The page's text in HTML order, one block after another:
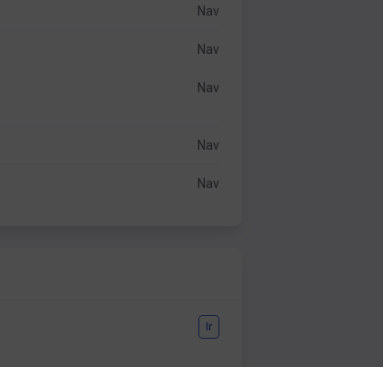
Nav
Nav
Nav
Nav
Nav
Ir